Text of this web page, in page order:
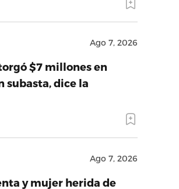
Ago 7, 2026
$7 millones en
subasta, dice la
Ago 7, 2026
y mujer herida de